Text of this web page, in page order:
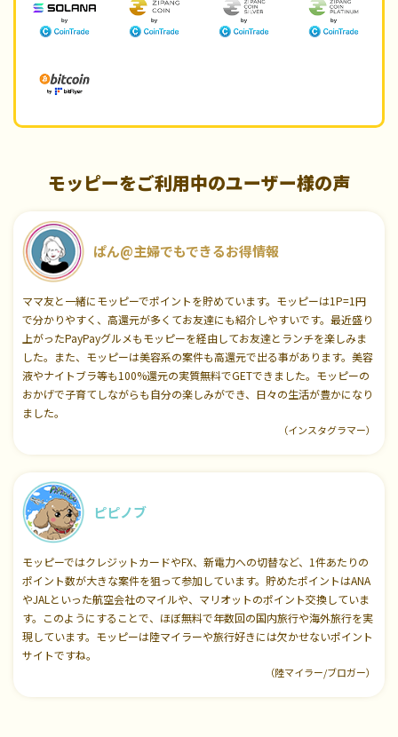
モッピーをご利用中のユーザー様の声
ぱん@主婦でもできるお得情報
ママ友と一緒にモッピーでポイントを貯めています。モッピーは1P=1円
で分かりやすく、高還元が多くてお友達にも紹介しやすいです。最近盛り
上がったPayPayグルメもモッピーを経由してお友達とランチを楽しみま
した。また、モッピーは美容系の案件も高還元で出る事があります。美容
液やナイトブラ等も100%還元の実質無料でGETできました。モッピーの
おかげで子育てしながらも自分の楽しみができ、日々の生活が豊かになり
ました。
（インスタグラマー）
ピピノブ
モッピーではクレジットカードやFX、新電力への切替など、1件あたりの
ポイント数が大きな案件を狙って参加しています。貯めたポイントはANA
やJALといった航空会社のマイルや、マリオットのポイント交換していま
す。このようにすることで、ほぼ無料で年数回の国内旅行や海外旅行を実
現しています。モッピーは陸マイラーや旅行好きには欠かせないポイント
サイトですね。
（陸マイラー/ブロガー）